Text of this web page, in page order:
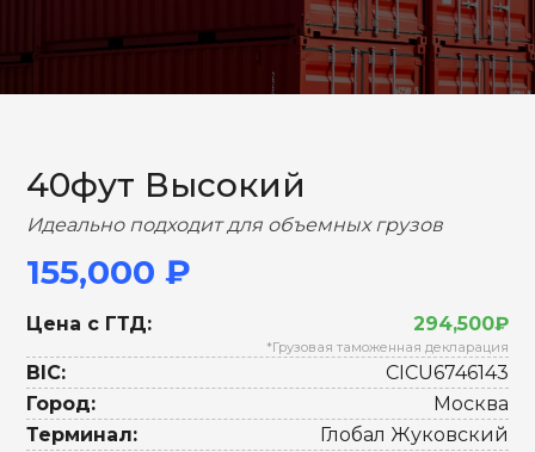
НАЗАД ВПЕРЕД
40фут Высокий
Идеально подходит для объемных грузов
155,000 ₽
Цена с ГТД: 294,500₽
*Грузовая таможенная декларация
BIC:
CICU6746143
Город:
Москва
Терминал:
Глобал Жуковский